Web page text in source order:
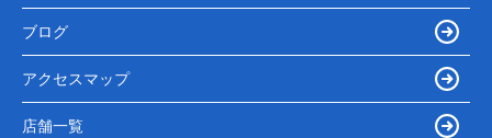
ブログ
アクセスマップ
店舗一覧